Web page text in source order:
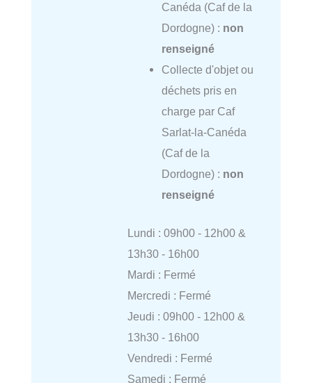
Canéda (Caf de la
Dordogne) : non
renseigné
Collecte d'objet ou
déchets pris en
charge par Caf
Sarlat-la-Canéda
(Caf de la
Dordogne) : non
renseigné
Lundi : 09h00 - 12h00 &
13h30 - 16h00
Mardi : Fermé
Mercredi : Fermé
Jeudi : 09h00 - 12h00 &
13h30 - 16h00
Vendredi : Fermé
Samedi : Fermé